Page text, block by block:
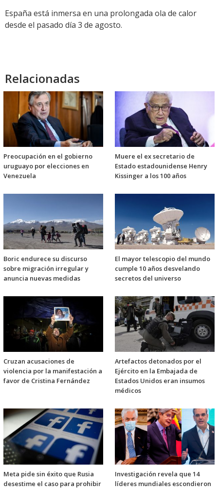
España está inmersa en una prolongada ola de calor
desde el pasado día 3 de agosto.
Relacionadas
Preocupación en el gobierno
uruguayo por elecciones en
Venezuela
Muere el ex secretario de
Estado estadounidense Henry
Kissinger a los 100 años
Boric endurece su discurso
sobre migración irregular y
anuncia nuevas medidas
El mayor telescopio del mundo
cumple 10 años desvelando
secretos del universo
Cruzan acusaciones de
violencia por la manifestación a
favor de Cristina Fernández
Artefactos detonados por el
Ejército en la Embajada de
Estados Unidos eran insumos
médicos
Meta pide sin éxito que Rusia
desestime el caso para prohibir
Investigación revela que 14
líderes mundiales escondieron